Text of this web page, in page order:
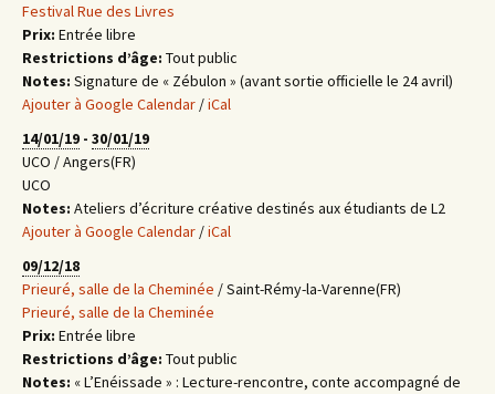
Festival Rue des Livres
Prix: Entrée libre
Restrictions d’âge: Tout public
Notes: Signature de « Zébulon » (avant sortie officielle le 24 avril)
Ajouter à Google Calendar /iCal
14/01/19 - 30/01/19
UCO / Angers(FR)
UCO
Notes: Ateliers d’écriture créative destinés aux étudiants de L2
Ajouter à Google Calendar /iCal
09/12/18
Prieuré, salle de la Cheminée / Saint-Rémy-la-Varenne(FR)
Prieuré, salle de la Cheminée
Prix: Entrée libre
Restrictions d’âge: Tout public
Notes: « L’Enéissade » : Lecture-rencontre, conte accompagné de